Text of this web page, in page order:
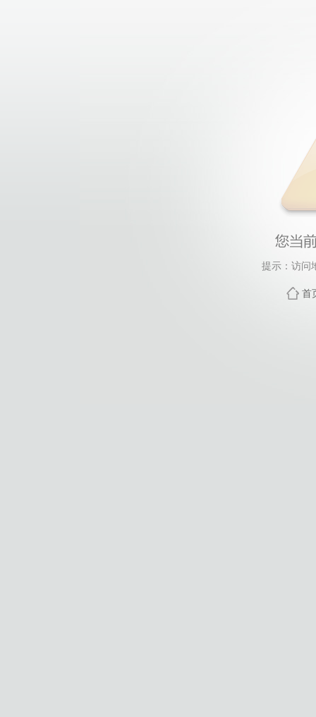
提示：访问
首